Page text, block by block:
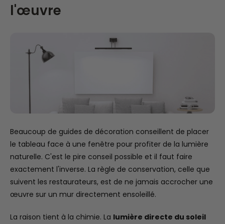
l'œuvre
Beaucoup de guides de décoration conseillent de placer
le tableau face à une fenêtre pour profiter de la lumière
naturelle. C'est le pire conseil possible et il faut faire
exactement l'inverse. La règle de conservation, celle que
suivent les restaurateurs, est de ne jamais accrocher une
œuvre sur un mur directement ensoleillé.
La raison tient à la chimie. La lumière directe du soleil